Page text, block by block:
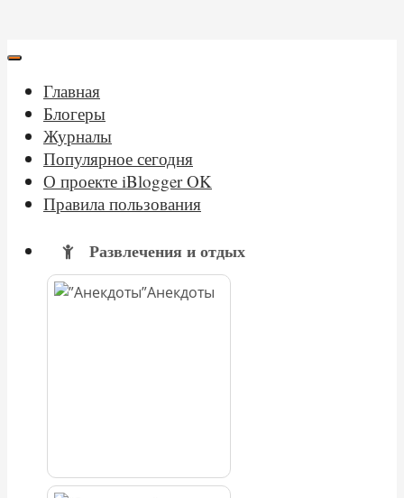
Главная
Блогеры
Журналы
Популярное сегодня
О проекте iBlogger OK
Правила пользования
Развлечения и отдых
Анекдоты